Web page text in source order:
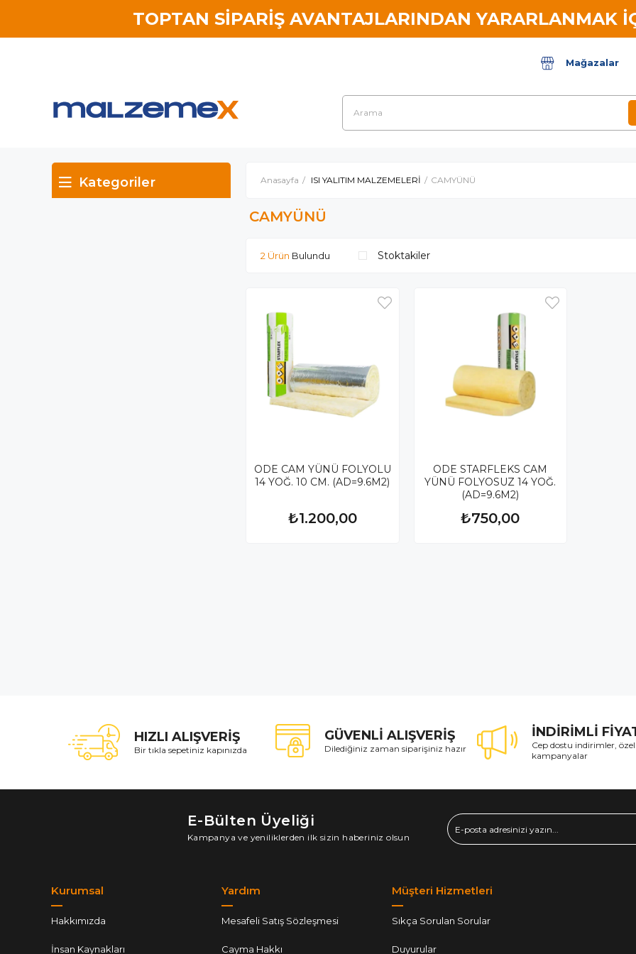
TOPTAN SİPARİŞ AVANTAJLARINDAN YARARLANMAK
Mağazalar
Kategoriler Anasayfa ISI YALITIM MALZEMELERİ CAMYÜNÜ
CAMYÜNÜ
Stoktakiler
2 Ürün
ODE CAM YÜNÜ FOLYOLU
14 YOĞ. 10 CM. (AD=9.6M2)
₺1.200,00
ODE STARFLEKS CAM
YÜNÜ FOLYOSUZ 14 YOĞ.
(AD=9.6M2)
₺750,00
HIZLI ALIŞVERİŞ
Bir tıkla sepetiniz kapınızda
GÜVENLİ ALIŞVERİŞ
Dilediğiniz zaman siparişiniz hazır
İNDİRİMLİ
Cep dostu indirimler, özel
kampanyalar
E-Bülten Üyeliği
Kampanya ve yeniliklerden ilk sizin haberiniz olsun
Kurumsal
Hakkımızda
İnsan Kaynakları
Yardım
Mesafeli Satış Sözleşmesi
Cayma Hakkı
Müşteri Hizmetleri
Sıkça Sorulan Sorular
Duyurular